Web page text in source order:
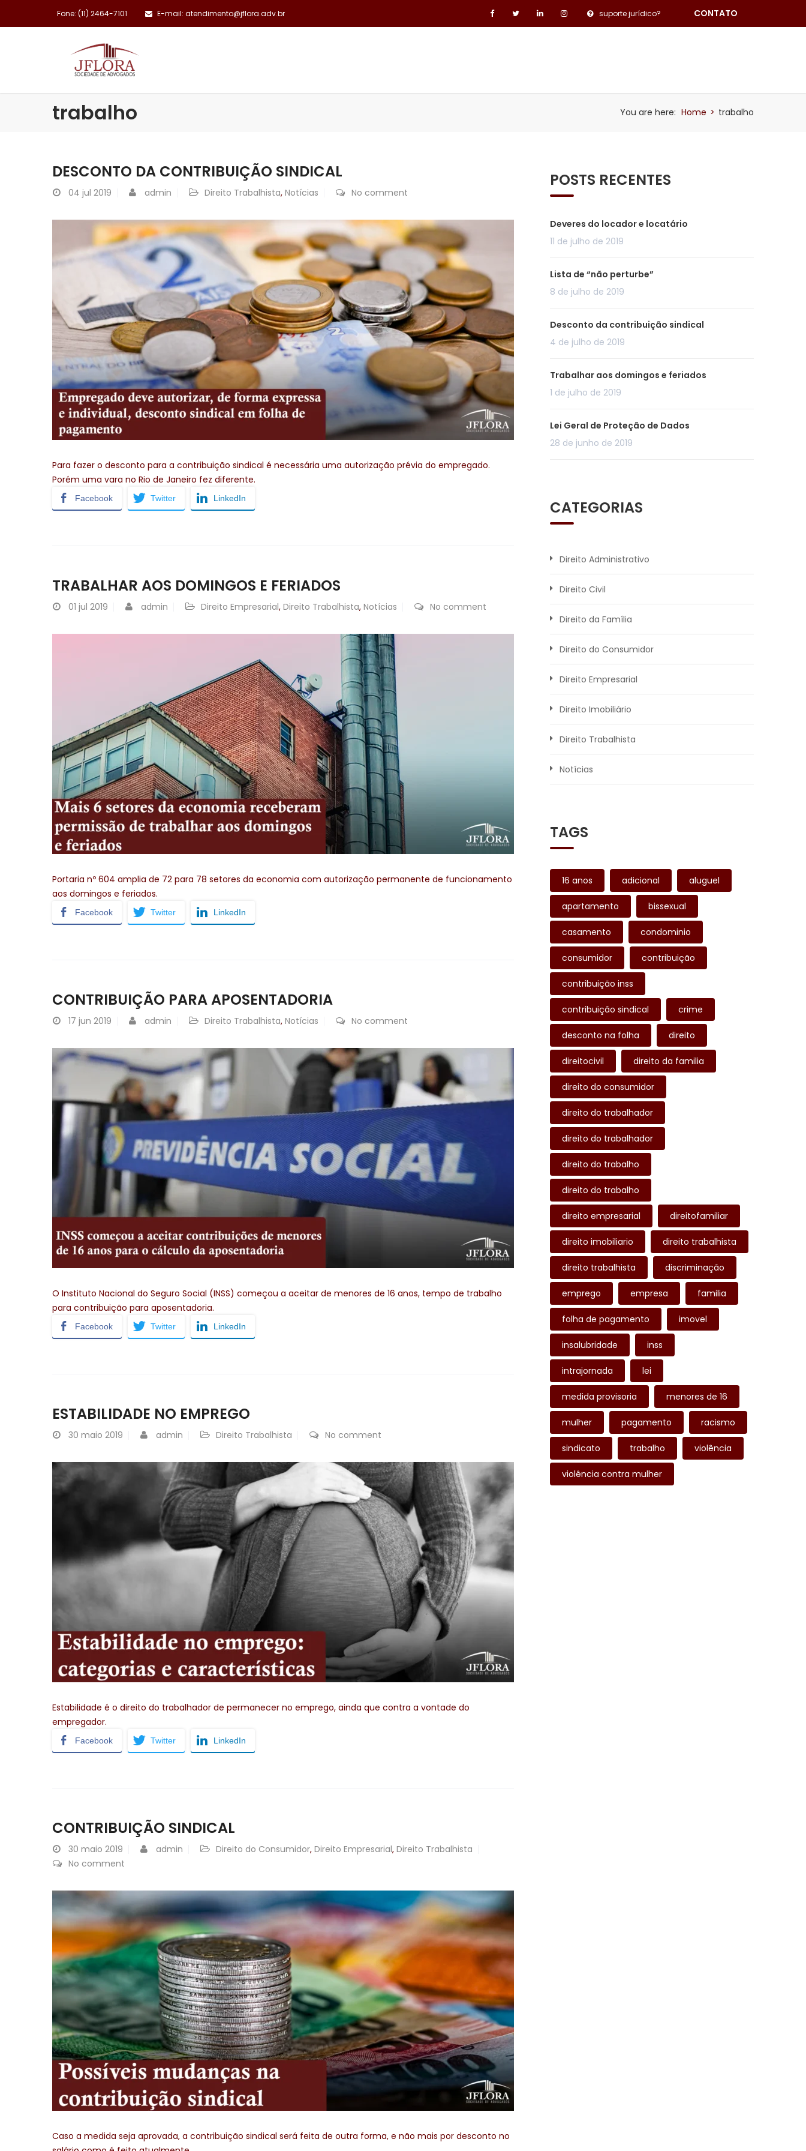
Fone: (11) 2464-7101 E-mail: atendimento@jflora.adv.br suporte jurídico? CONTATO
trabalho You are here: Home > trabalho
DESCONTO DA CONTRIBUIÇÃO SINDICAL
04 jul 2019 admin Direito Trabalhista, Notícias No comment
Para fazer o desconto para a contribuição sindical é necessária uma autorização prévia do empregado.
Porém uma vara no Rio de Janeiro fez diferente.
Facebook Twitter LinkedIn
TRABALHAR AOS DOMINGOS E FERIADOS
01 jul 2019 admin Direito Empresarial, Direito Trabalhista, Notícias No comment
Portaria nº 604 amplia de 72 para 78 setores da economia com autorização permanente de funcionamento
aos domingos e feriados.
Facebook Twitter LinkedIn
CONTRIBUIÇÃO PARA APOSENTADORIA
17 jun 2019 admin Direito Trabalhista, Notícias No comment
O Instituto Nacional do Seguro Social (INSS) começou a aceitar de menores de 16 anos, tempo de trabalho
para contribuição para aposentadoria.
Facebook Twitter LinkedIn
ESTABILIDADE NO EMPREGO
30 maio 2019 admin Direito Trabalhista No comment
Estabilidade é o direito do trabalhador de permanecer no emprego, ainda que contra a vontade do
empregador.
Facebook Twitter LinkedIn
CONTRIBUIÇÃO SINDICAL
30 maio 2019 admin Direito do Consumidor, Direito Empresarial, Direito Trabalhista
No comment
Caso a medida seja aprovada, a contribuição sindical será feita de outra forma, e não mais por desconto no
POSTS RECENTES
Deveres do locador e locatário
11 de julho de 2019
Lista de “não perturbe”
8 de julho de 2019
Desconto da contribuição sindical
4 de julho de 2019
Trabalhar aos domingos e feriados
1 de julho de 2019
Lei Geral de Proteção de Dados
28 de junho de 2019
CATEGORIAS
Direito Administrativo
Direito Civil
Direito da Família
Direito do Consumidor
Direito Empresarial
Direito Imobiliário
Direito Trabalhista
Notícias
TAGS
16 anos adicional aluguel
apartamento bissexual
casamento condominio
consumidor contribuição
contribuição inss
contribuição sindical crime
desconto na folha direito
direitocivil direito da familia
direito do consumidor
direito do trabalhador
direito do trabalhador
direito do trabalho
direito do trabalho
direito empresarial direitofamiliar
direito imobiliario direito trabalhista
direito trabalhista discriminação
emprego empresa familia
folha de pagamento imovel
insalubridade inss
intrajornada lei
medida provisoria menores de 16
mulher pagamento racismo
sindicato trabalho violência
violência contra mulher